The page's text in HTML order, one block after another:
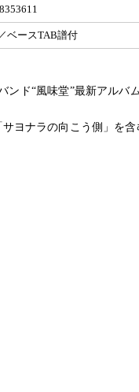
ベースTAB譜付
ンド“風味堂”最新アルバ
ヨナラの向こう側」を